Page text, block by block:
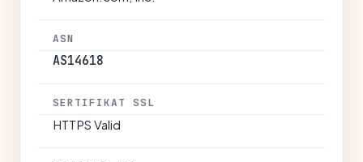
ASN
AS14618
SERTIFIKAT SSL
HTTPS Valid